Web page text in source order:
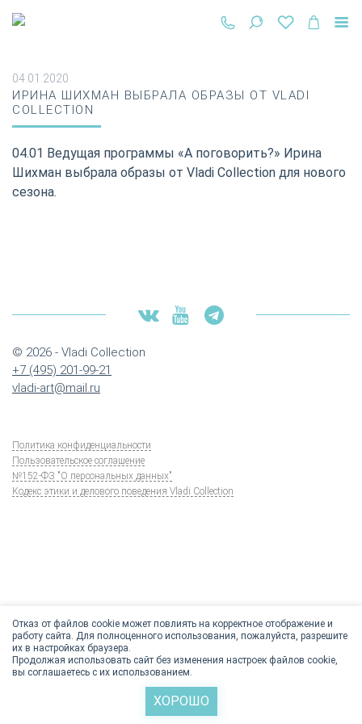
04.01.2020
ИРИНА ШИХМАН ВЫБРАЛА ОБРАЗЫ ОТ VLADI
COLLECTION
04.01 Ведущая программы «А поговорить?» Ирина
Шихман выбрала образы от Vladi Collection для нового
сезона.
© 2026 - Vladi Collection
+7 (495) 201-99-21
vladi-art@mail.ru
Политика конфиденциальности
Пользовательское соглашение
№152-ФЗ "О персональных данных"
Кодекс этики и делового поведения Vladi Collection
Отказ от файлов cookie может повлиять на корректное отображение и
работу сайта. Для полноценного использования, пожалуйста, разрешите
их в настройках браузера.
Продолжая использовать сайт без изменения настроек файлов cookie,
вы соглашаетесь с их использованием.
ХОРОШО